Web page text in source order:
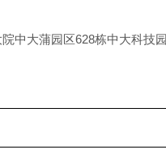
中大蒲园区628栋中大科技园